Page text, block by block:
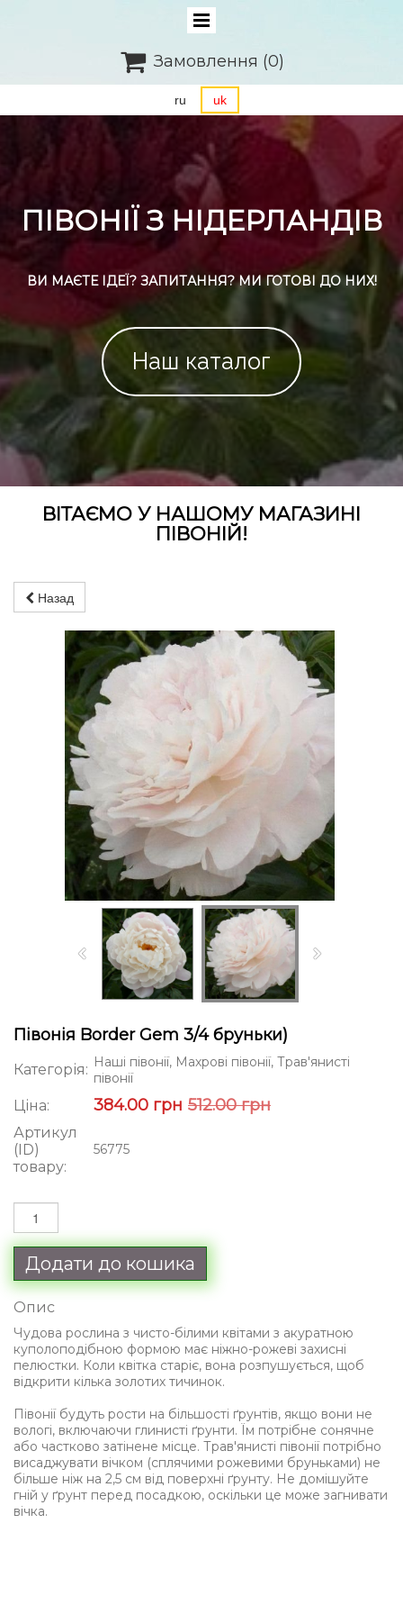
 Замовлення (0)
ru uk
ПІВОНІЇ З НІДЕРЛАНДІВ
ВИ МАЄТЕ ІДЕЇ? ЗАПИТАННЯ? МИ ГОТОВІ ДО НИХ!
Наш каталог
ВІТАЄМО У НАШОМУ МАГАЗИНІ
ПІВОНІЙ!
Назад
Півонія Border Gem 3/4 бруньки)
Категорія: Наші півонії, Махрові півонії, Трав'янисті
півонії
Ціна: 384.00 грн 512.00 грн
Артикул
(ID)
товару:
56775
Додати до кошика
Опис
Чудова рослина з чисто-білими квітами з акуратною
куполоподібною формою має ніжно-рожеві захисні
пелюстки. Коли квітка старіє, вона розпушується, щоб
відкрити кілька золотих тичинок.
Півонії будуть рости на більшості ґрунтів, якщо вони не
вологі, включаючи глинисті ґрунти. Їм потрібне сонячне
або частково затінене місце. Трав'янисті півонії потрібно
висаджувати вічком (сплячими рожевими бруньками) не
більше ніж на 2,5 см від поверхні ґрунту. Не домішуйте
гній у ґрунт перед посадкою, оскільки це може загнивати
вічка.